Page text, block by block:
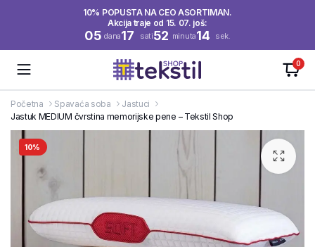
10% POPUSTA NA CEO ASORTIMAN.
Akcija traje od 15. 07. još:
05 dana17 sati52 minuta14 sek.
0
Početna Spavaća soba
Jastuci
Jastuk MEDIUM čvrstina memorijske pene – Tekstil Shop
10%